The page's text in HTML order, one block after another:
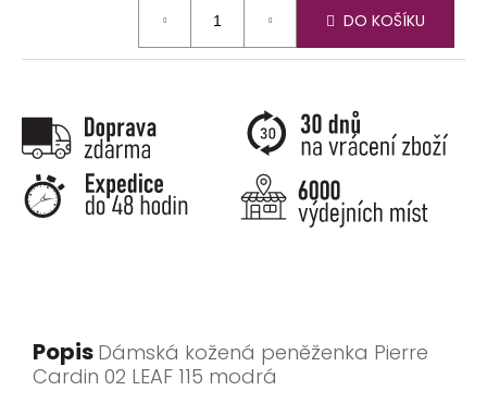
DO KOŠÍKU
Popis Dámská kožená peněženka Pierre
Cardin 02 LEAF 115 modrá